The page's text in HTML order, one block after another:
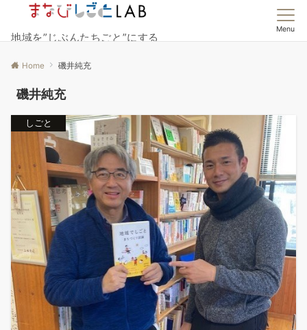
地域を”じぶんたちごと”にする
Menu
Home 磯井純充
磯井純充
しごと